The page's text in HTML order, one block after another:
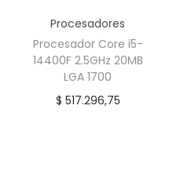
Procesadores
Procesador Core i5-
14400F 2.5GHz 20MB
LGA 1700
$ 517.296,75